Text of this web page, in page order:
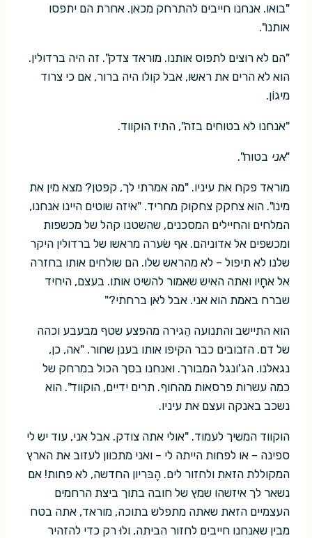
"בואו. אנחנו חייבים להתרחק מכאן. אחרת הם יתפסו
אותנו".
"הם לא רוצים לתפוס אותנו. מוראד צדק". זה היה ברדולין.
הוא לא הרים את ראשו, אבל קולו היה ברור, אם כי צרוד
מיגוֹן.
"אנחנו לא בטוחים בזה", התיז הוקווד.
"אני בטוח".
מוראד פקח את עיניו. "מה אמרתי לך, קפטן? מצא מין את
מינו". הוא צחקק צחקוק מחריד. "איזה שוטים היינו אנחנו,
המלחים והחיילים המסכנים, שהשטנו קהל של מכשפות
ומכשפים אל אדוניהם. אף שׂערה מראשו של ברדולין היקר
שלנו לא תיפול – לא מהראש שלו. הם שולחים אותו בחזרה
אל אחָיו ואתה האיש שאמור להשיט אותו. בעצם, היחיד
שברח באמת הוא אני. אבל לאן ברחתי?"
הוא התיישב והתנועה הֵגירה מהפצע שטף מבעבע וכהה
של דם. הזבובים כבר הקיפו אותו בענן שחור. "אה, כן,
נגאלנו. הג'ונגל המבורך. ואנחנו בסך הכול במרחק של
כמה עשרות פרסאות מהחוף. תרים ידיים, הוקווד". הוא
נשכב באנקה ועצם את עיניו.
הוקווד המשיך לעמוד. "אולי אתה צודק. אבל אני, עוד יש לי
ספינה – או לפחות הייתה לי – ואני מתכוון לעזוב את הארץ
המקוללת הזאת ולחזור לים. הֶבּריון החדשה, לא פחות! אם
נשאר לך איזשהו שמץ של חובה בתוך ביצת הרחמים
העצמיים הזאת שאתה מתפלש בתוכה, מוראד, אתה בטח
מבין שאנחנו חייבים לחזור הביתה, ולוּ רק כדי להזהיר